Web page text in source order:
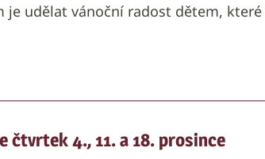
je udělat vánoční radost dětem, které
čtvrtek 4., 11. a 18. prosince